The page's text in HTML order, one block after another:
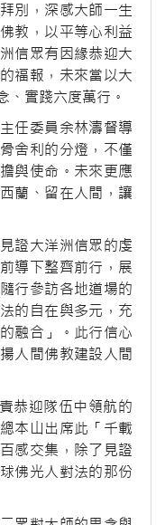
別，深感大師一生
教，以平等心利益
信眾有因緣恭迎大
福報，未來當以大
、實踐六度萬行。
任委員余林濤督導
舍利的分燈，不僅
與使命。未來更應
蘭、留在人間，讓
證大洋洲信眾的虔
導下整齊前行，展
行參訪各地道場的
的自在與多元，充
融合」。此行信心
人間佛教建設人間
恭迎隊伍中領航的
本山出席此「千載
感交集，除了見證
佛光人對法的那份